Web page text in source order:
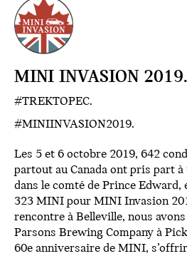
MINI INVASION 2019.
#TREKTOPEC.
#MINIINVASION2019.
Les 5 et 6 octobre 2019, 642
partout au Canada ont pris part
dans le comté de Prince Edward,
323 MINI pour MINI Invasion
rencontre à Belleville, nous avons
Parsons Brewing Company à
60e anniversaire de MINI,